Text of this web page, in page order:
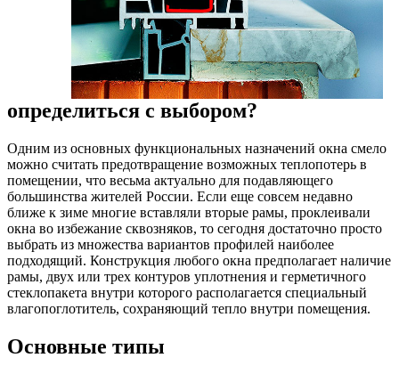
определиться с выбором?
Одним из основных функциональных назначений окна смело
можно считать предотвращение возможных теплопотерь в
помещении, что весьма актуально для подавляющего
большинства жителей России. Если еще совсем недавно
ближе к зиме многие вставляли вторые рамы, проклеивали
окна во избежание сквозняков, то сегодня достаточно просто
выбрать из множества вариантов профилей наиболее
подходящий. Конструкция любого окна предполагает наличие
рамы, двух или трех контуров уплотнения и герметичного
стеклопакета внутри которого располагается специальный
влагопоглотитель, сохраняющий тепло внутри помещения.
Основные типы